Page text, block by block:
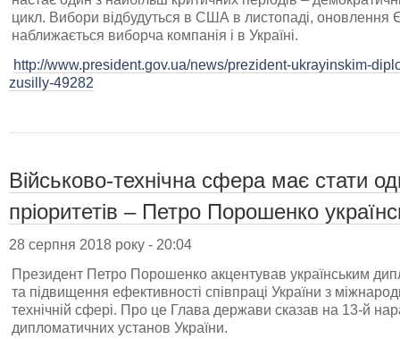
цикл. Вибори відбудуться в США в листопаді, оновлення
наближається виборча компанія і в Україні.
http://www.president.gov.ua/news/prezident-ukrayinskim-
zusilly-49282
Військово-технічна сфера має стати
пріоритетів – Петро Порошенко
28 серпня 2018 року - 20:04
Президент Петро Порошенко акцентував українським
та підвищення ефективності співпраці України з
технічній сфері. Про це Глава держави сказав на 13-й
дипломатичних установ України.